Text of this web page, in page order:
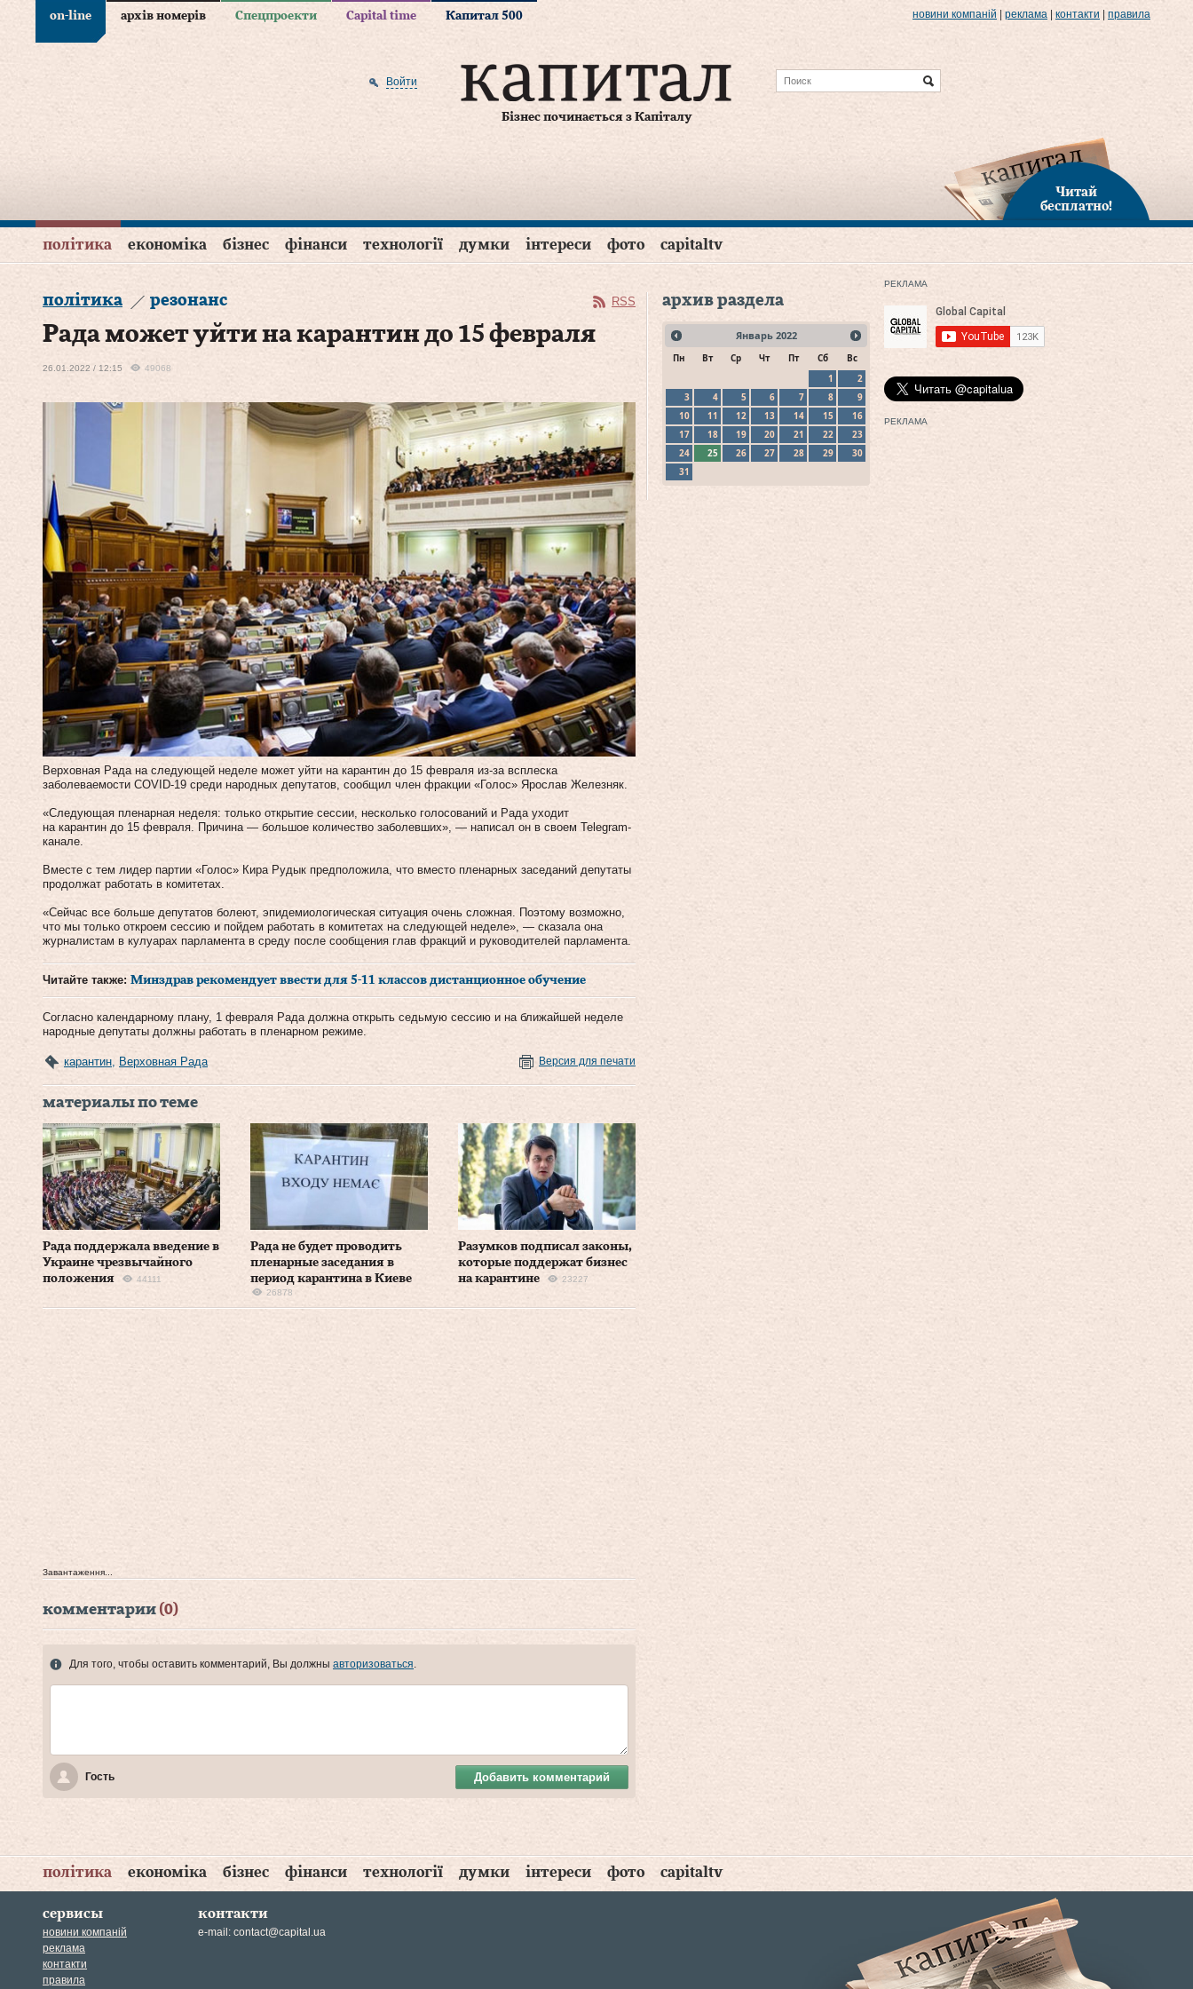
on-line архів номерів Спецпроекти Capital time Капитал 500 новини компаній реклама контакти правила
Бізнес починається з Капіталу
Войти
Читай
бесплатно!
політика економіка бізнес фінанси технології думки інтереси фото capitaltv
політика резонанс RSS
Рада может уйти на карантин до 15 февраля
26.01.2022 / 12:15 49068
Верховная Рада на следующей неделе может уйти на карантин до 15 февраля из-за всплеска
заболеваемости COVID-19 среди народных депутатов, сообщил член фракции «Голос» Ярослав Железняк.
«Следующая пленарная неделя: только открытие сессии, несколько голосований и Рада уходит
на карантин до 15 февраля. Причина — большое количество заболевших», — написал он в своем Telegram-
канале.
Вместе с тем лидер партии «Голос» Кира Рудык предположила, что вместо пленарных заседаний депутаты
продолжат работать в комитетах.
«Сейчас все больше депутатов болеют, эпидемиологическая ситуация очень сложная. Поэтому возможно,
что мы только откроем сессию и пойдем работать в комитетах на следующей неделе», — сказала она
журналистам в кулуарах парламента в среду после сообщения глав фракций и руководителей парламента.
Читайте также: Минздрав рекомендует ввести для 5-11 классов дистанционное обучение
Согласно календарному плану, 1 февраля Рада должна открыть седьмую сессию и на ближайшей неделе
народные депутаты должны работать в пленарном режиме.
карантин Верховная Рада Версия для печати
материалы по теме
Рада поддержала введение в
Украине чрезвычайного
положения
44111
Рада не будет проводить
пленарные заседания в
период карантина в Киеве
26878
Разумков подписал законы,
которые поддержат бизнес
на карантине
23227
Завантаження...
комментарии (0)
Для того, чтобы оставить комментарий, Вы должны авторизоваться
Гость Добавить комментарий
архив раздела
Январь 2022
Пн Вт Ср Чт Пт Сб
Вс
1
2
3
4 5 6 7 8
9
10
11 12 13 14 15
16
17
18 19 20 21 22
23
24
25 26 27 28 29
30
31
РЕКЛАМА
РЕКЛАМА
політика економіка бізнес фінанси технології думки інтереси фото capitaltv
сервисы
новини компаній
реклама
контакти
правила
контакти
e-mail: contact@capital.ua